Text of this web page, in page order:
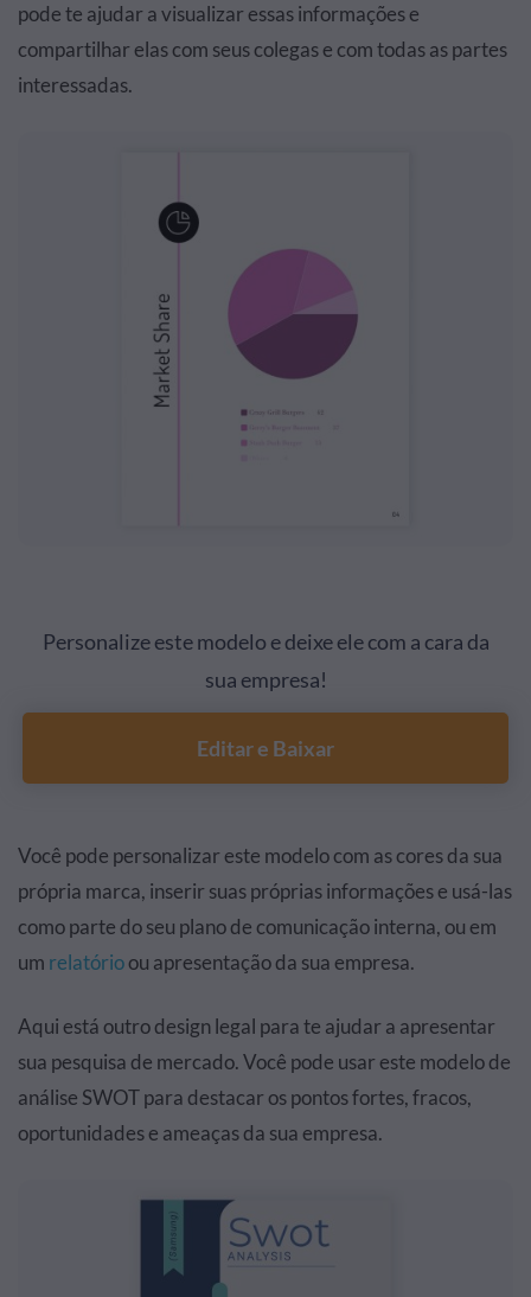
pode te ajudar a visualizar essas informações e
compartilhar elas com seus colegas e com todas as partes
interessadas.
Personalize este modelo e deixe ele com a cara da
sua empresa!
Editar e Baixar
Você pode personalizar este modelo com as cores da sua
própria marca, inserir suas próprias informações e usá-las
como parte do seu plano de comunicação interna, ou em
um relatórioou apresentação da sua empresa.
Aqui está outro design legal para te ajudar a apresentar
sua pesquisa de mercado. Você pode usar este modelo de
análise SWOT para destacar os pontos fortes, fracos,
oportunidades e ameaças da sua empresa.